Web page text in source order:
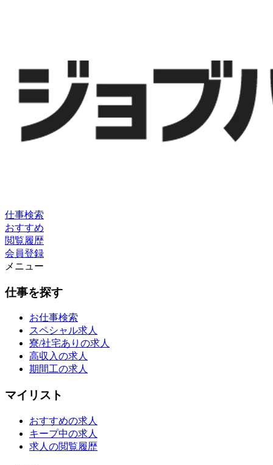
仕事検索
おすすめ
閲覧履歴
会員登録
メニュー
仕事を探す
お仕事検索
スペシャル求人
寮/社宅ありの求人
高収入の求人
期間工の求人
マイリスト
おすすめの求人
キープ中の求人
求人の閲覧履歴